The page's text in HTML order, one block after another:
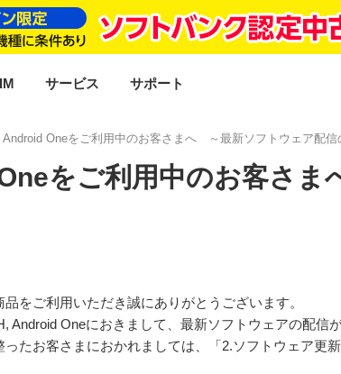
サービス サポート
Android Oneをご利用中のお客さまへ ～最新ソフトウェア配信
をご利用中のお客さ
をご利用いただき誠にありがとうございます。
Android Oneにおきまして、最新ソフトウェアの配信
たお客さまにおかれましては、「2.ソフトウェア更